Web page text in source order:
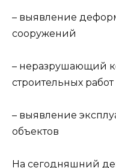
– выявление
сооружений
– неразрушающий
строительных
– выявление
объектов
На сегодняшний